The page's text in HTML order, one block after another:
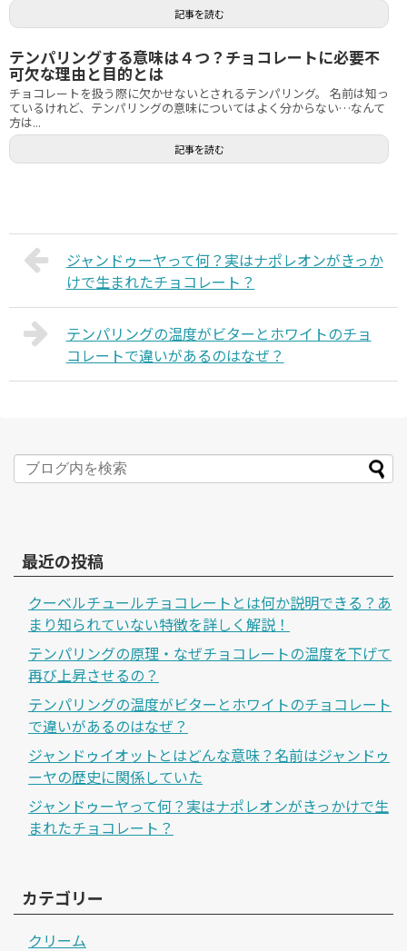
記事を読む
テンパリングする意味は４つ？チョコレートに必要不
可欠な理由と目的とは
チョコレートを扱う際に欠かせないとされるテンパリング。 名前は知っ
ているけれど、テンパリングの意味についてはよく分からない…なんて
方は...
記事を読む
ジャンドゥーヤって何？実はナポレオンがきっか
けで生まれたチョコレート？
テンパリングの温度がビターとホワイトのチョ
コレートで違いがあるのはなぜ？
最近の投稿
クーベルチュールチョコレートとは何か説明できる？あ
まり知られていない特徴を詳しく解説！
テンパリングの原理・なぜチョコレートの温度を下げて
再び上昇させるの？
テンパリングの温度がビターとホワイトのチョコレート
で違いがあるのはなぜ？
ジャンドゥイオットとはどんな意味？名前はジャンドゥ
ーヤの歴史に関係していた
ジャンドゥーヤって何？実はナポレオンがきっかけで生
まれたチョコレート？
カテゴリー
クリーム